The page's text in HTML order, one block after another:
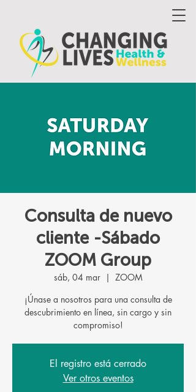
Consulta de nuevo
cliente -Sábado
ZOOM Group
sáb, 04 mar
  |
ZOOM
¡Únase a nosotros para una consulta de
descubrimiento en línea, sin cargo y sin
El registro está cerrado
Ver otros eventos